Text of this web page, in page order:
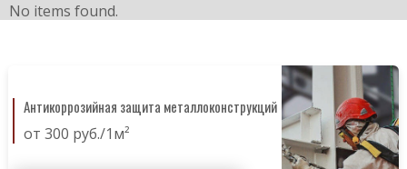
No items found.
Антикоррозийная защита металлоконструкций
от 300 руб./1м²